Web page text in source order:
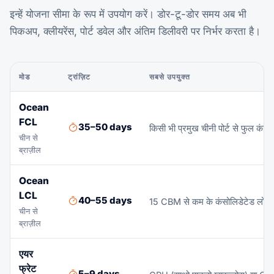
इन्हें योजना सीमा के रूप में उपयोग करें। डोर-टू-डोर समय अब भी
पिकअप, क्लीयरेंस, पोर्ट डवेल और अंतिम डिलीवरी पर निर्भर करता है।
मोड ट्रांज़िट सबसे उपयुक्त
Ocean
FCL
चीन से
ब्राज़ील
35–50 days किसी भी प्रमुख चीनी पोर्ट से फुल
Ocean
LCL
चीन से
ब्राज़ील
40–55 days 15 CBM से कम के कंसोलिडेटेड लोड —
एयर
फ्रेट